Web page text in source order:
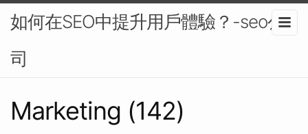
如何在SEO中提升用戶體驗？-seo公
司
Marketing (142)